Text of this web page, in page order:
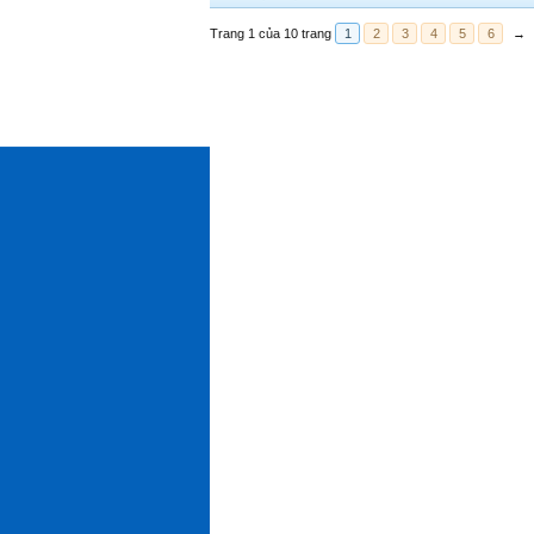
Trang 1 của 10 trang 1 2 3 4 5 6 →